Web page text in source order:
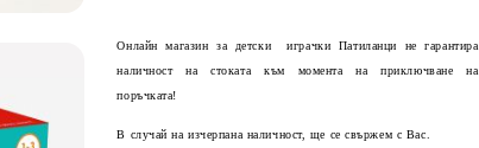
Онлайн магазин за детски играчки Патиланци не гарантира
наличност на стоката към момента на приключване на
поръчката!
В случай на изчерпана наличност, ще се свържем с Вас.